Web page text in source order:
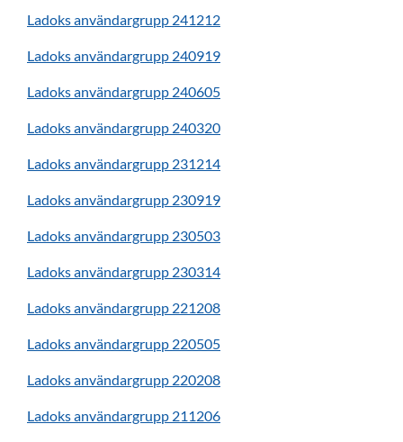
Ladoks användargrupp 241212
Ladoks användargrupp 240919
Ladoks användargrupp 240605
Ladoks användargrupp 240320
Ladoks användargrupp 231214
Ladoks användargrupp 230919
Ladoks användargrupp 230503
Ladoks användargrupp 230314
Ladoks användargrupp 221208
Ladoks användargrupp 220505
Ladoks användargrupp 220208
Ladoks användargrupp 211206